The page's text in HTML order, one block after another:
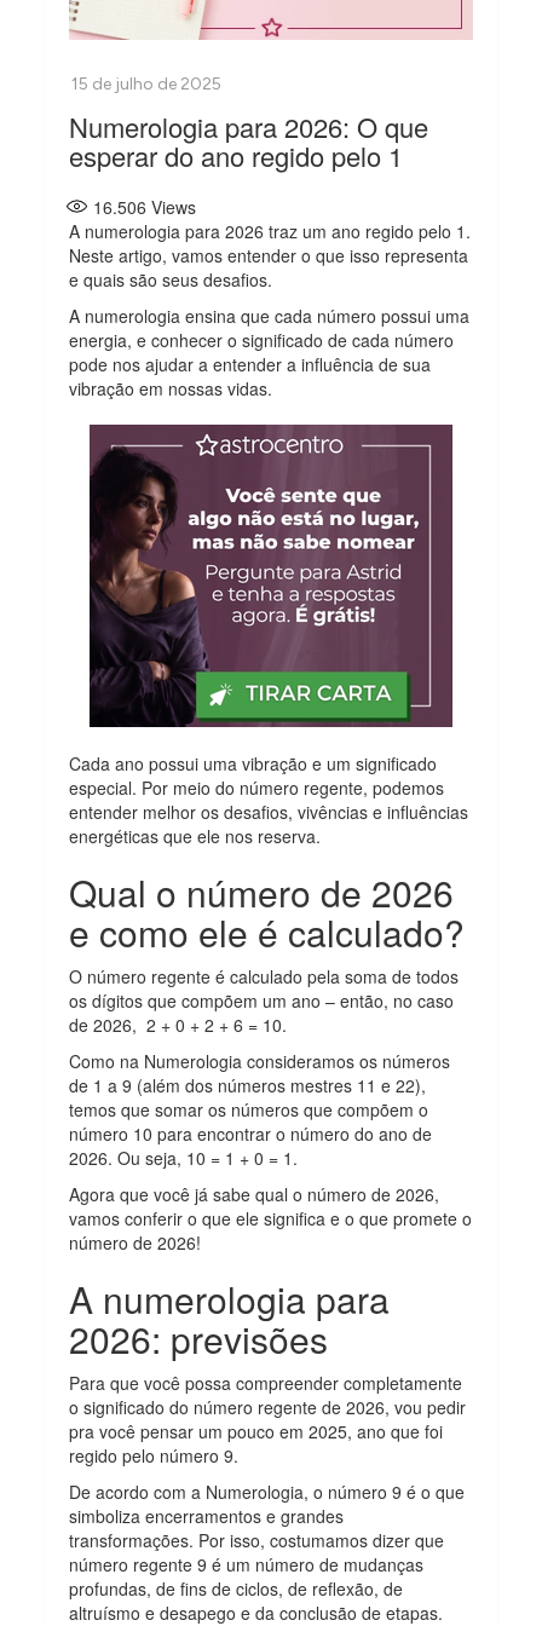
Numerologia para 2026: O que
esperar do ano regido pelo 1
16.506 Views
A numerologia para 2026 traz um ano regido pelo 1.
Neste artigo, vamos entender o que isso representa
e quais são seus desafios.
A numerologia ensina que cada número possui uma
energia, e conhecer o significado de cada número
pode nos ajudar a entender a influência de sua
vibração em nossas vidas.
Cada ano possui uma vibração e um significado
especial. Por meio do número regente, podemos
entender melhor os desafios, vivências e influências
energéticas que ele nos reserva.
Qual o número de 2026
e como ele é calculado?
O número regente é calculado pela soma de todos
os dígitos que compõem um ano – então, no caso
de 2026, 2 + 0 + 2 + 6 = 10.
Como na Numerologia consideramos os números
de 1 a 9 (além dos números mestres 11 e 22),
temos que somar os números que compõem o
número 10 para encontrar o número do ano de
2026. Ou seja, 10 = 1 + 0 = 1.
Agora que você já sabe qual o número de 2026,
vamos conferir o que ele significa e o que promete o
número de 2026!
A numerologia para
2026: previsões
Para que você possa compreender completamente
o significado do número regente de 2026, vou pedir
pra você pensar um pouco em 2025, ano que foi
regido pelo número 9.
De acordo com a Numerologia, o número 9 é o que
simboliza encerramentos e grandes
transformações. Por isso, costumamos dizer que
número regente 9 é um número de mudanças
profundas, de fins de ciclos, de reflexão, de
altruísmo e desapego e da conclusão de etapas.